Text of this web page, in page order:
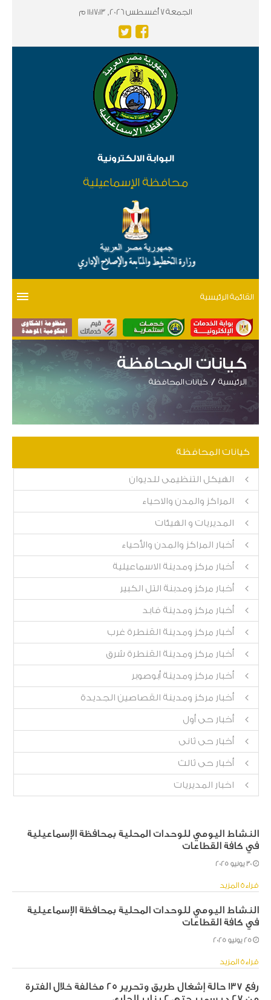
الجمعة 7 أغسطس 2026, 11:17:13 م
البوابة الالكترونية
محافظة الإسماعيلية
القائمة الرئيسية
كيانات المحافظة
الرئيسية كيانات المحافظة
كيانات المحافظة
الهيكل التنظيمى للديوان
المراكز والمدن والاحياء
المديريات و الهيئات
أخبار المراكز والمدن والأحياء
أخبار مركز ومدينة الاسماعيلية
أخبار مركز ومدبنة التل الكبير
أخبار مركز ومدينة فابد
أخبار مركز ومدينة القنطرة غرب
أخبار مركز ومدينة القنطرة شرق
أخبار مركز ومدينة أبوصوبر
أخبار مركز ومدينة القصاصين الجديدة
أخبار حى أول
أخبار حى ثانى
أخبار حى ثالث
اخبار المديريات
النشاط اليومي للوحدات المحلية بمحافظة الإسماعيلية
في كافة القطاعات
قراءة المزيد
النشاط اليومي للوحدات المحلية بمحافظة الإسماعيلية
في كافة القطاعات
قراءة المزيد
رفع ١٣٧ حالة إشغال طريق وتحرير ٢٥ مخالفة خلال الفترة